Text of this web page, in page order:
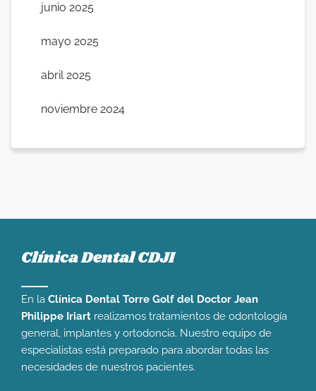
junio 2025
mayo 2025
abril 2025
noviembre 2024
Clínica Dental CDJI
En la Clínica Dental Torre Golf del Doctor Jean
Philippe Iriart realizamos tratamientos de odontología
general, implantes y ortodoncia. Nuestro equipo de
especialistas está preparado para abordar todas las
necesidades de nuestros pacientes.